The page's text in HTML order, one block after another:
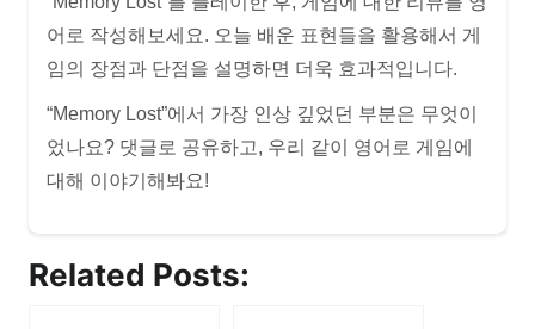
어로 작성해보세요. 오늘 배운 표현들을 활용해서 게
임의 장점과 단점을 설명하면 더욱 효과적입니다.
“Memory Lost”에서 가장 인상 깊었던 부분은 무엇이
었나요? 댓글로 공유하고, 우리 같이 영어로 게임에
대해 이야기해봐요!
Related Posts: